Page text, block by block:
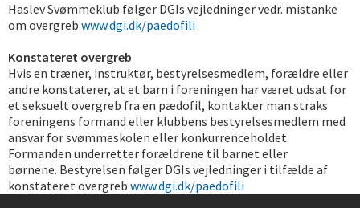
Haslev Svømmeklub følger DGIs vejledninger vedr. mistanke
om overgreb www.dgi.dk/paedofili
Konstateret overgreb
Hvis en træner, instruktør, bestyrelsesmedlem, forældre eller
andre konstaterer, at et barn i foreningen har været udsat for
et seksuelt overgreb fra en pædofil, kontakter man straks
foreningens formand eller klubbens bestyrelsesmedlem med
ansvar for svømmeskolen eller konkurrenceholdet.
Formanden underretter forældrene til barnet eller
børnene. Bestyrelsen følger DGIs vejledninger i tilfælde af
konstateret overgreb www.dgi.dk/paedofili